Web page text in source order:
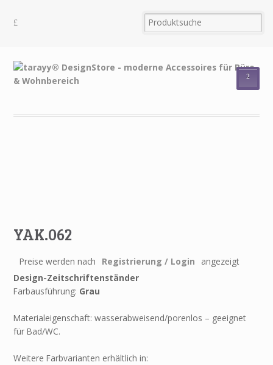
²
YAK.062
Preise werden nach Registrierung / Login
angezeigt
Design-Zeitschriftenständer
Farbausführung: Grau
Materialeigenschaft: wasserabweisend/porenlos – geeignet
für Bad/WC.
Weitere Farbvarianten erhältlich in: